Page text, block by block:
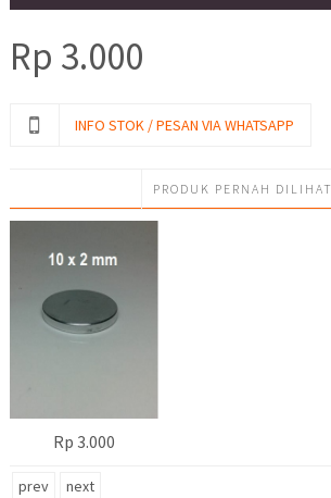
Rp 3.000
INFO STOK / PESAN VIA WHATSAPP
PRODUK PERNAH DILIHAT
Rp 3.000
prev next